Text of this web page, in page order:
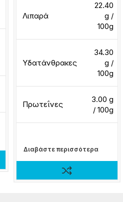
Λιπαρά
22.40
g /
100g
Υδατάνθρακες
34.30
g /
100g
Πρωτεΐνες
3.00 g
/ 100g
Διαβάστε περισσότερα